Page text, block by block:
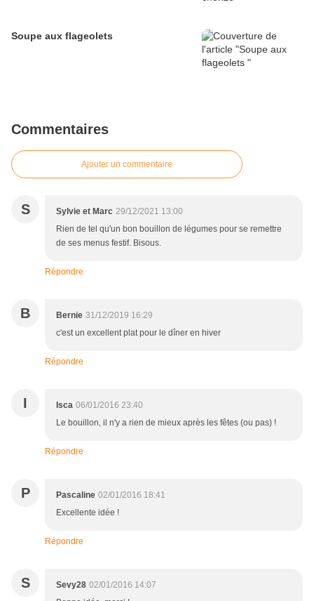
Soupe aux flageolets
Commentaires
Ajouter un commentaire
S Sylvie et Marc 29/12/2021 13:00
Rien de tel qu'un bon bouillon de légumes pour se remettre
de ses menus festif. Bisous.
Répondre
B Bernie 31/12/2019 16:29
c'est un excellent plat pour le dîner en hiver
Répondre
I Isca 06/01/2016 23:40
Le bouillon, il n'y a rien de mieux après les fêtes (ou pas) !
Répondre
P Pascaline 02/01/2016 18:41
Excellente idée !
Répondre
S Sevy28 02/01/2016 14:07